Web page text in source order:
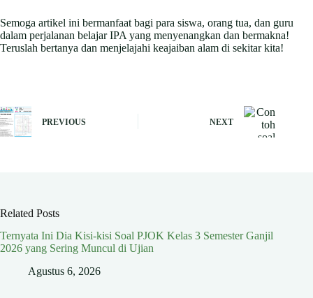
Semoga artikel ini bermanfaat bagi para siswa, orang tua, dan guru
dalam perjalanan belajar IPA yang menyenangkan dan bermakna!
Teruslah bertanya dan menjelajahi keajaiban alam di sekitar kita!
PREVIOUS NEXT
Related Posts
Ternyata Ini Dia Kisi-kisi Soal PJOK Kelas 3 Semester Ganjil
2026 yang Sering Muncul di Ujian
Agustus 6, 2026